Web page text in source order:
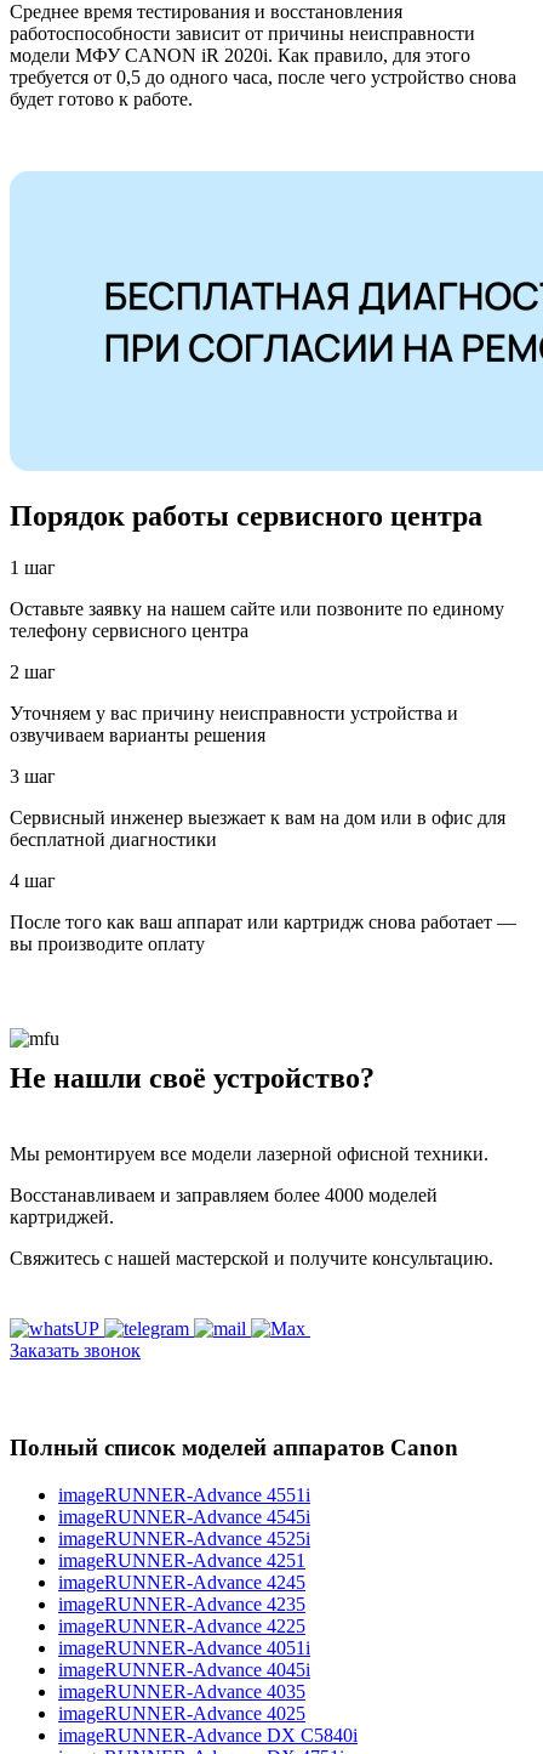
Среднее время тестирования и восстановления
работоспособности зависит от причины неисправности
модели МФУ CANON iR 2020i. Как правило, для этого
требуется от 0,5 до одного часа, после чего устройство снова
будет готово к работе.
Порядок работы сервисного центра
1 шаг
Оставьте заявку на нашем сайте или позвоните по единому
телефону сервисного центра
2 шаг
Уточняем у вас причину неисправности устройства и
озвучиваем варианты решения
3 шаг
Сервисный инженер выезжает к вам на дом или в офис для
бесплатной диагностики
4 шаг
После того как ваш аппарат или картридж снова работает —
вы производите оплату
Не нашли своё устройство?
Мы ремонтируем все модели лазерной офисной техники.
Восстанавливаем и заправляем более 4000 моделей
картриджей.
Свяжитесь с нашей мастерской и получите консультацию.
Заказать звонок
Полный список моделей аппаратов Canon
imageRUNNER-Advance 4551i
imageRUNNER-Advance 4545i
imageRUNNER-Advance 4525i
imageRUNNER-Advance 4251
imageRUNNER-Advance 4245
imageRUNNER-Advance 4235
imageRUNNER-Advance 4225
imageRUNNER-Advance 4051i
imageRUNNER-Advance 4045i
imageRUNNER-Advance 4035
imageRUNNER-Advance 4025
imageRUNNER-Advance DX C5840i